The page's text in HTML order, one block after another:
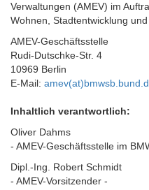
Verwaltungen (AMEV) im
Wohnen, Stadtentwicklung
AMEV-Geschäftsstelle
Rudi-Dutschke-Str. 4
10969 Berlin
E-Mail:
Inhaltlich verantwortlich:
Oliver Dahms
- AMEV-Geschäftsstelle im
Dipl.-Ing. Robert Schmidt
- AMEV-Vorsitzender -